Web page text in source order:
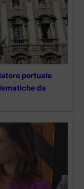
portuale
da